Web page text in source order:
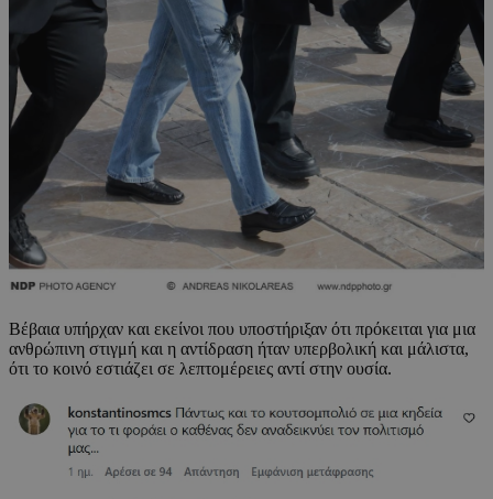
Βέβαια υπήρχαν και εκείνοι που υποστήριξαν ότι πρόκειται για μια
ανθρώπινη στιγμή και η αντίδραση ήταν υπερβολική και μάλιστα,
ότι το κοινό εστιάζει σε λεπτομέρειες αντί στην ουσία.